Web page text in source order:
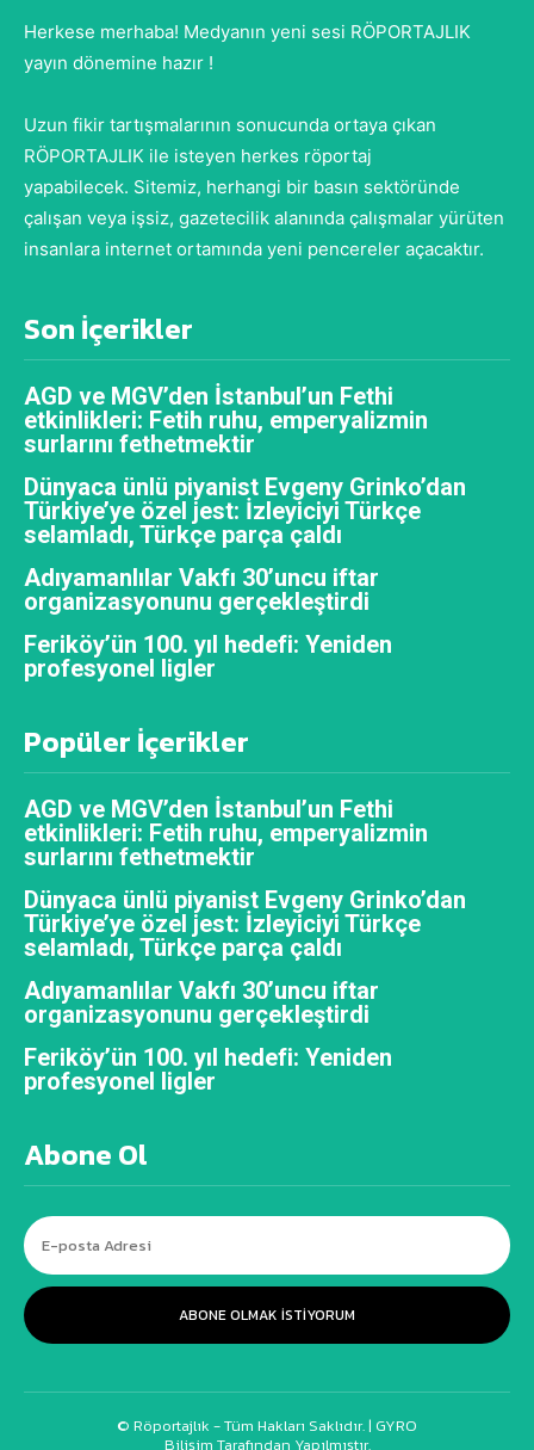
Herkese merhaba! Medyanın yeni sesi RÖPORTAJLIK
yayın dönemine hazır !
Uzun fikir tartışmalarının sonucunda ortaya çıkan
RÖPORTAJLIK ile isteyen herkes röportaj
yapabilecek. Sitemiz, herhangi bir basın sektöründe
çalışan veya işsiz, gazetecilik alanında çalışmalar yürüten
insanlara internet ortamında yeni pencereler açacaktır.
Son İçerikler
AGD ve MGV’den İstanbul’un Fethi
etkinlikleri: Fetih ruhu, emperyalizmin
surlarını fethetmektir
Dünyaca ünlü piyanist Evgeny Grinko’dan
Türkiye’ye özel jest: İzleyiciyi Türkçe
selamladı, Türkçe parça çaldı
Adıyamanlılar Vakfı 30’uncu iftar
organizasyonunu gerçekleştirdi
Feriköy’ün 100. yıl hedefi: Yeniden
profesyonel ligler
Popüler İçerikler
AGD ve MGV’den İstanbul’un Fethi
etkinlikleri: Fetih ruhu, emperyalizmin
surlarını fethetmektir
Dünyaca ünlü piyanist Evgeny Grinko’dan
Türkiye’ye özel jest: İzleyiciyi Türkçe
selamladı, Türkçe parça çaldı
Adıyamanlılar Vakfı 30’uncu iftar
organizasyonunu gerçekleştirdi
Feriköy’ün 100. yıl hedefi: Yeniden
profesyonel ligler
Abone Ol
ABONE OLMAK ISTIYORUM
© Röportajlık - Tüm Hakları Saklıdır. | GYRO
Bilişim Tarafından Yapılmıştır.